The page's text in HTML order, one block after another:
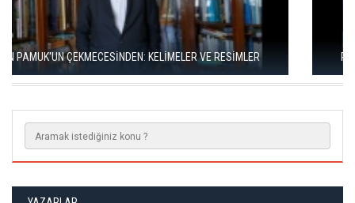
RIZA SÖNMEZ: ‘ANADOLU, SANILDIĞINDAN ÇOK DAHA VEGAN"